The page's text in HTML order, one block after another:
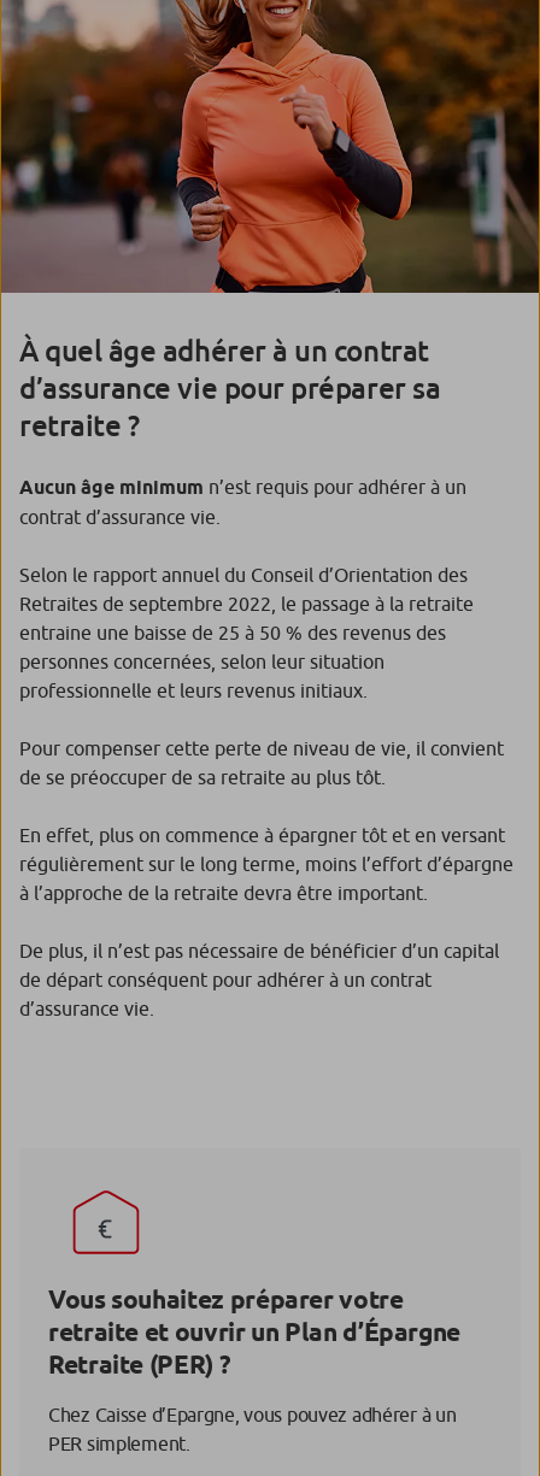
À quel âge adhérer à un contrat
d’assurance vie pour préparer sa
retraite ?
Aucun âge minimum n’est requis pour adhérer à un
contrat d’assurance vie.
Selon le rapport annuel du Conseil d’Orientation des
Retraites de septembre 2022, le passage à la retraite
entraine une baisse de 25 à 50 % des revenus des
personnes concernées, selon leur situation
professionnelle et leurs revenus initiaux.
Pour compenser cette perte de niveau de vie, il convient
de se préoccuper de sa retraite au plus tôt.
En effet, plus on commence à épargner tôt et en versant
régulièrement sur le long terme, moins l’effort d’épargne
à l’approche de la retraite devra être important.
De plus, il n’est pas nécessaire de bénéficier d’un capital
de départ conséquent pour adhérer à un contrat
d’assurance vie.
Vous souhaitez préparer votre
retraite et ouvrir un Plan d’Épargne
Retraite (PER) ?
Chez Caisse d’Epargne, vous pouvez adhérer à un
PER simplement.